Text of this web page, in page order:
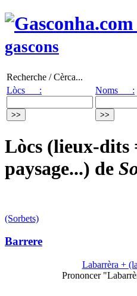
gascons
Recherche / Cèrca...
Lòcs :
Noms :
Lòcs (lieux-dits
paysage...) de
(Sorbets)
Barrere
Labarrèra +
Prononcer